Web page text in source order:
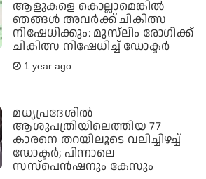
ആളുകളെ കൊല്ലാമെങ്കിൽ
ഞങ്ങൾ അവർക്ക് ചികിത്സ
നിഷേധിക്കും: മുസ്‌ലിം രോഗിക്ക്
ചികിത്സ നിഷേധിച്ച് ഡോക്ടർ
1 year ago
മധ്യപ്രദേശില്‍
ആശുപത്രിയിലെത്തിയ 77
കാരനെ തറയിലൂടെ വലിച്ചിഴച്ച്
ഡോക്ടര്‍; പിന്നാലെ
സസ്പെന്‍ഷനും കേസും